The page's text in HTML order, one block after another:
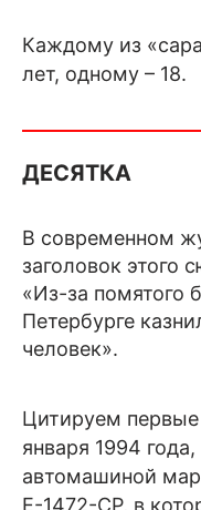
Каждому из
лет, одному – 18.
ДЕСЯТКА
В современном
заголовок этого
«Из-за помятого
Петербурге
человек».
Цитируем первые
января 1994
автомашиной
Е-1472-СР, в